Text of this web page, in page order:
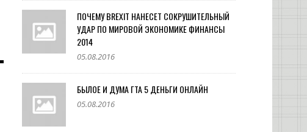
ПОЧЕМУ BREXIT НАНЕСЕТ СОКРУШИТЕЛЬНЫЙ
УДАР ПО МИРОВОЙ ЭКОНОМИКЕ ФИНАНСЫ
2014
05.08.2016
БЫЛОЕ И ДУМА ГТА 5 ДЕНЬГИ ОНЛАЙН
05.08.2016